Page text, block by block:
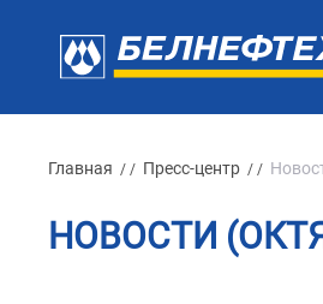
Главная / / Пресс-центр / /
НОВОСТИ